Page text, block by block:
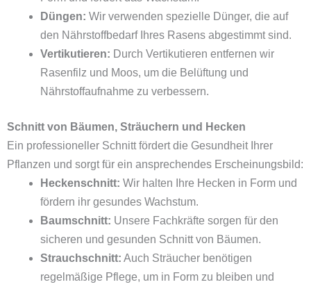
Düngen: Wir verwenden spezielle Dünger, die auf
den Nährstoffbedarf Ihres Rasens abgestimmt sind.
Vertikutieren: Durch Vertikutieren entfernen wir
Rasenfilz und Moos, um die Belüftung und
Nährstoffaufnahme zu verbessern.
Schnitt von Bäumen, Sträuchern und Hecken
Ein professioneller Schnitt fördert die Gesundheit Ihrer
Pflanzen und sorgt für ein ansprechendes Erscheinungsbild:
Heckenschnitt: Wir halten Ihre Hecken in Form und
fördern ihr gesundes Wachstum.
Baumschnitt: Unsere Fachkräfte sorgen für den
sicheren und gesunden Schnitt von Bäumen.
Strauchschnitt: Auch Sträucher benötigen
regelmäßige Pflege, um in Form zu bleiben und